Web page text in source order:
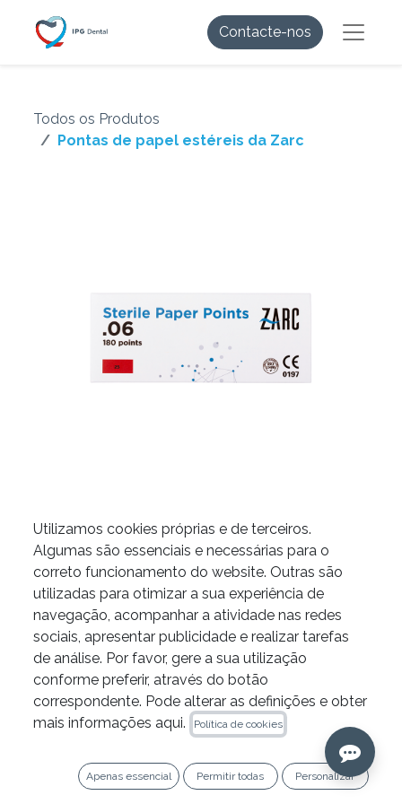
Contacte-nos
Todos os Produtos
Pontas de papel estéreis da Zarc
Pontas de papel estéreis
da Zarc
PROMOÇÃO 10+1
Adicione 11 caixas ao carrinho e receba 1 grátis (o
de menor valor).
​CALIBRE
Utilizamos cookies próprias e de terceiros.
Algumas são essenciais e necessárias para o
correto funcionamento do website. Outras são
utilizadas para otimizar a sua experiência de
navegação, acompanhar a atividade nas redes
sociais, apresentar publicidade e realizar tarefas
de análise. Por favor, gere a sua utilização
conforme preferir, através do botão
correspondente. Pode alterar as definições e obter
mais informações aqui.
Política de cookies
Apenas essencial Permitir todas Personalizar